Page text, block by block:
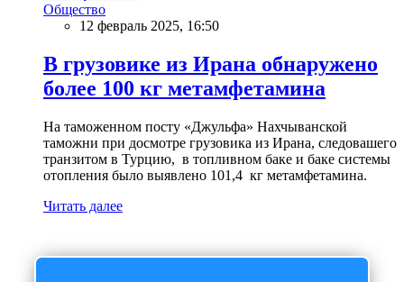
Общество
12 февраль 2025, 16:50
В грузовике из Ирана обнаружено
более 100 кг метамфетамина
На таможенном посту «Джульфа» Нахчыванской
таможни при досмотре грузовика из Ирана, следовашего
транзитом в Турцию, в топливном баке и баке системы
отопления было выявлено 101,4 кг метамфетамина.
Читать далее